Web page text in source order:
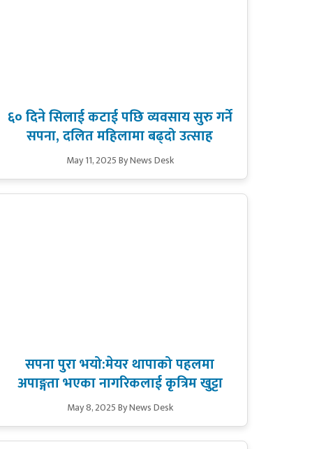
६० दिने सिलाई कटाई पछि व्यवसाय सुरु गर्ने
सपना, दलित महिलामा बढ्दो उत्साह
May 11, 2025By News Desk
सपना पुरा भयो:मेयर थापाको पहलमा
अपाङ्गता भएका नागरिकलाई कृत्रिम खुट्टा
May 8, 2025By News Desk